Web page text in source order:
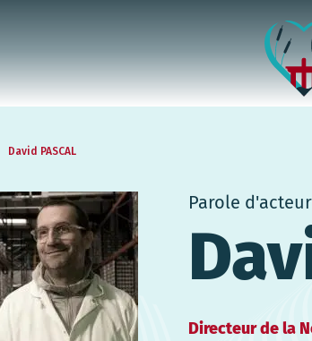
David PASCAL
Parole
Directeur de la